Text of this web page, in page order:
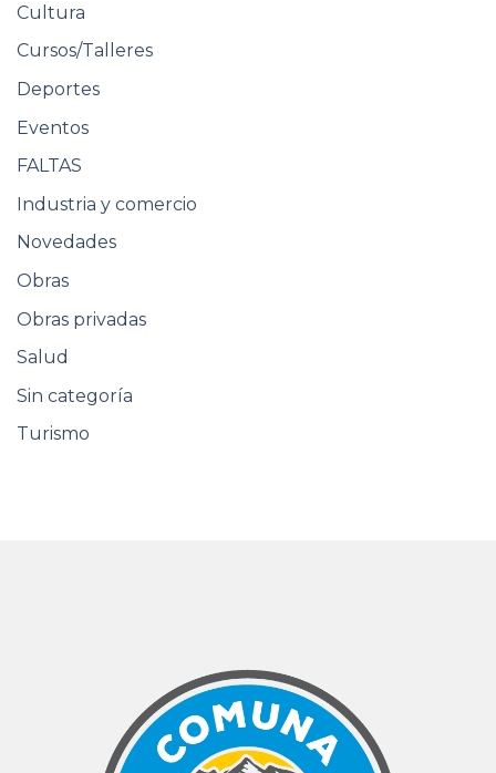
Cultura
Cursos/Talleres
Deportes
Eventos
FALTAS
Industria y comercio
Novedades
Obras
Obras privadas
Salud
Sin categoría
Turismo